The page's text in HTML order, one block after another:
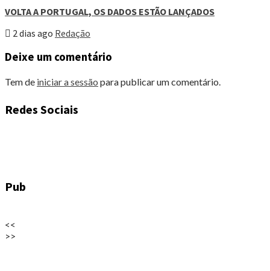
VOLTA A PORTUGAL, OS DADOS ESTÃO LANÇADOS
2 dias ago Redação
Deixe um comentário
Tem de iniciar a sessão para publicar um comentário.
Redes Sociais
Pub
<<
>>